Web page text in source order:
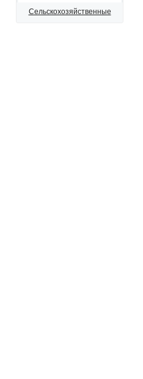
Сельскохозяйственные